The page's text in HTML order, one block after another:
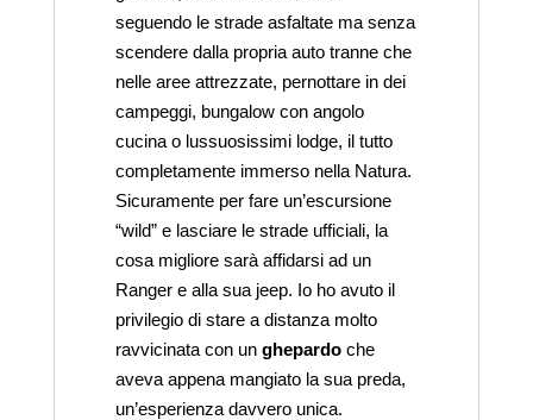
seguendo le strade asfaltate ma senza
scendere dalla propria auto tranne che
nelle aree attrezzate, pernottare in dei
campeggi, bungalow con angolo
cucina o lussuosissimi lodge, il tutto
completamente immerso nella Natura.
Sicuramente per fare un’escursione
“wild” e lasciare le strade ufficiali, la
cosa migliore sarà affidarsi ad un
Ranger e alla sua jeep. Io ho avuto il
privilegio di stare a distanza molto
ravvicinata con un ghepardoche
aveva appena mangiato la sua preda,
un’esperienza davvero unica.